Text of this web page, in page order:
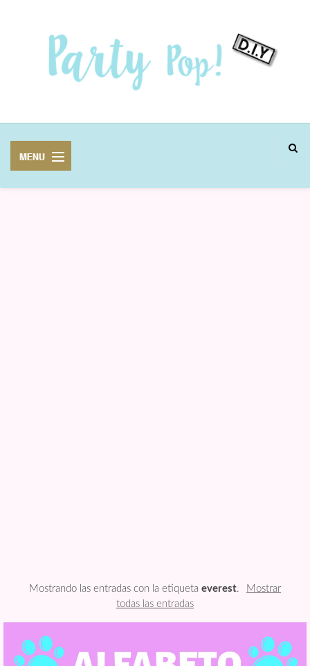
Mostrando las entradas con la etiqueta everest.
Mostrar
todas las entradas